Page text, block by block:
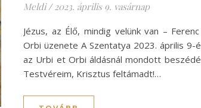
Meldi / 2023. április 9. vasárnap
Jézus, az Élő, mindig velünk van –
Orbi üzenete A Szentatya 2023. április 9-
az Urbi et Orbi áldásnál mondott
Testvéreim, Krisztus feltámadt!…